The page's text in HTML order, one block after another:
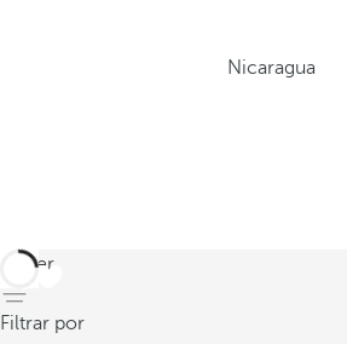
Nicaragua
volver
Filtrar por